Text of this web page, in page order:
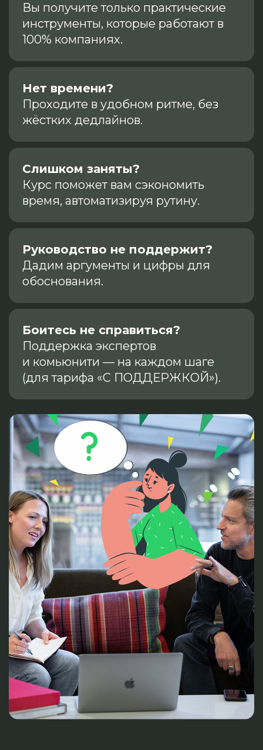
Вы получите только практические
инструменты, которые работают в
100% компаниях.
Нет времени?
Проходите в удобном ритме, без
жёстких дедлайнов.
Слишком заняты?
Курс поможет вам сэкономить
время, автоматизируя рутину.
Руководство не поддержит?
Дадим аргументы и цифры для
обоснования.
Боитесь не справиться?
Поддержка экспертов
и комьюнити — на каждом шаге
(для тарифа «С ПОДДЕРЖКОЙ»).